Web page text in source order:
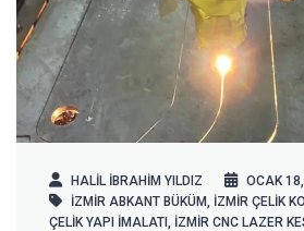
HALIL IBRAHIM YILDIZ
OCAK
İZMİR ABKANT BÜKÜM İZMİR ÇELIK
ÇELIK YAPI IMALATI İZMİR CNC LAZER